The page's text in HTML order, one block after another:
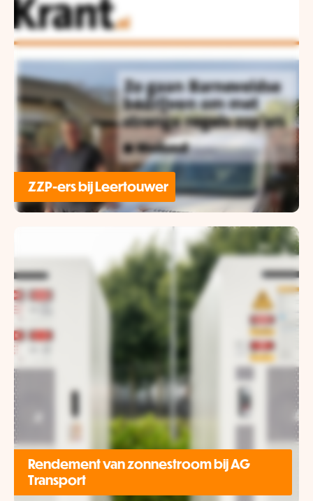
ZZP-ers bij Leertouwer
Rendement van zonnestroom bij AG
Transport